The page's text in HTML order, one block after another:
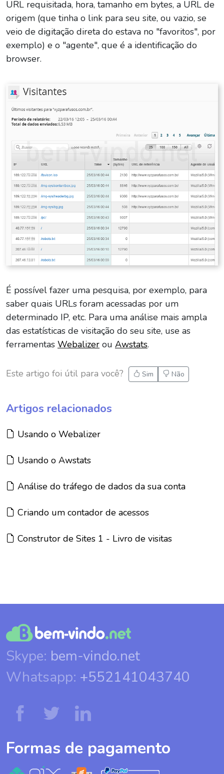
URL requisitada, hora, tamanho em bytes, a URL de
origem (que tinha o link para seu site, ou vazio, se
veio de digitação direta do estava no "favoritos", por
exemplo) e o "agente", que é a identificação do
browser.
É possível fazer uma pesquisa, por exemplo, para
saber quais URLs foram acessadas por um
determinado IP, etc. Para uma análise mais ampla
das estatísticas de visitação do seu site, use as
ferramentas Webalizer ou Awstats.
Este artigo foi útil para você? Sim Não
Artigos relacionados
Artigo:
Usando o Webalizer
Artigo:
Usando o Awstats
Artigo:
Análise do tráfego de dados da sua conta
Artigo:
Criando um contador de acessos
Artigo:
Construtor de Sites 1 - Livro de visitas
Skype: bem-vindo.net
Whatsapp: +552141043740
Formas de pagamento